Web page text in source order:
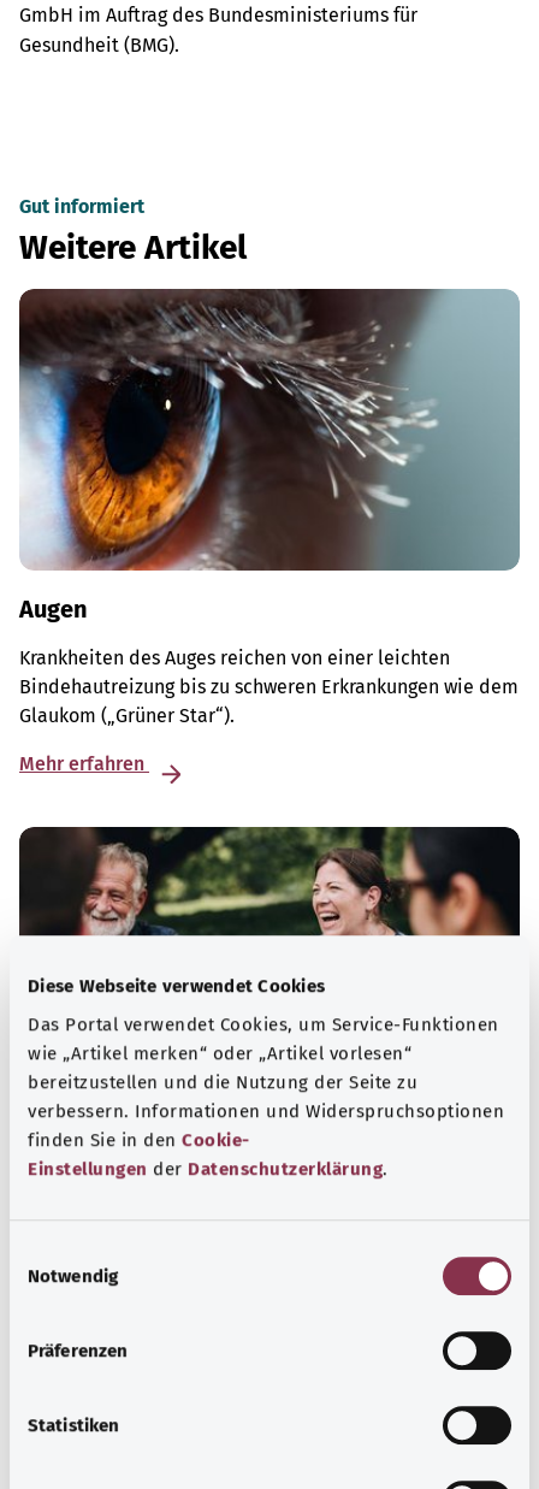
Diese Webseite verwendet Cookies
Das Portal verwendet Cookies, um Service-Funktionen
wie „Artikel merken“ oder „Artikel vorlesen“
bereitzustellen und die Nutzung der Seite zu
verbessern. Informationen und Widerspruchsoptionen
finden Sie in den Cookie-
Einstellungen der Datenschutzerklärung.
Notwendig
Präferenzen
Statistiken
GmbH im Auftrag des Bundesministeriums für
Gesundheit (BMG).
Gut informiert
Weitere Artikel
Augen
Krankheiten des Auges reichen von einer leichten
Bindehautreizung bis zu schweren Erkrankungen wie dem
Glaukom („Grüner Star“).
Mehr erfahren
Selbsthilfe
für Menschen mit chronischen Erkrankungen,
Problemen.